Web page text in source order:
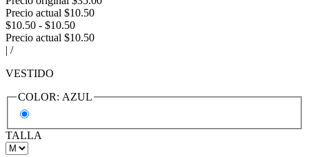
Precio actual $10.50
$10.50 - $10.50
Precio actual $10.50
| /
VESTIDO
COLOR: AZUL
TALLA